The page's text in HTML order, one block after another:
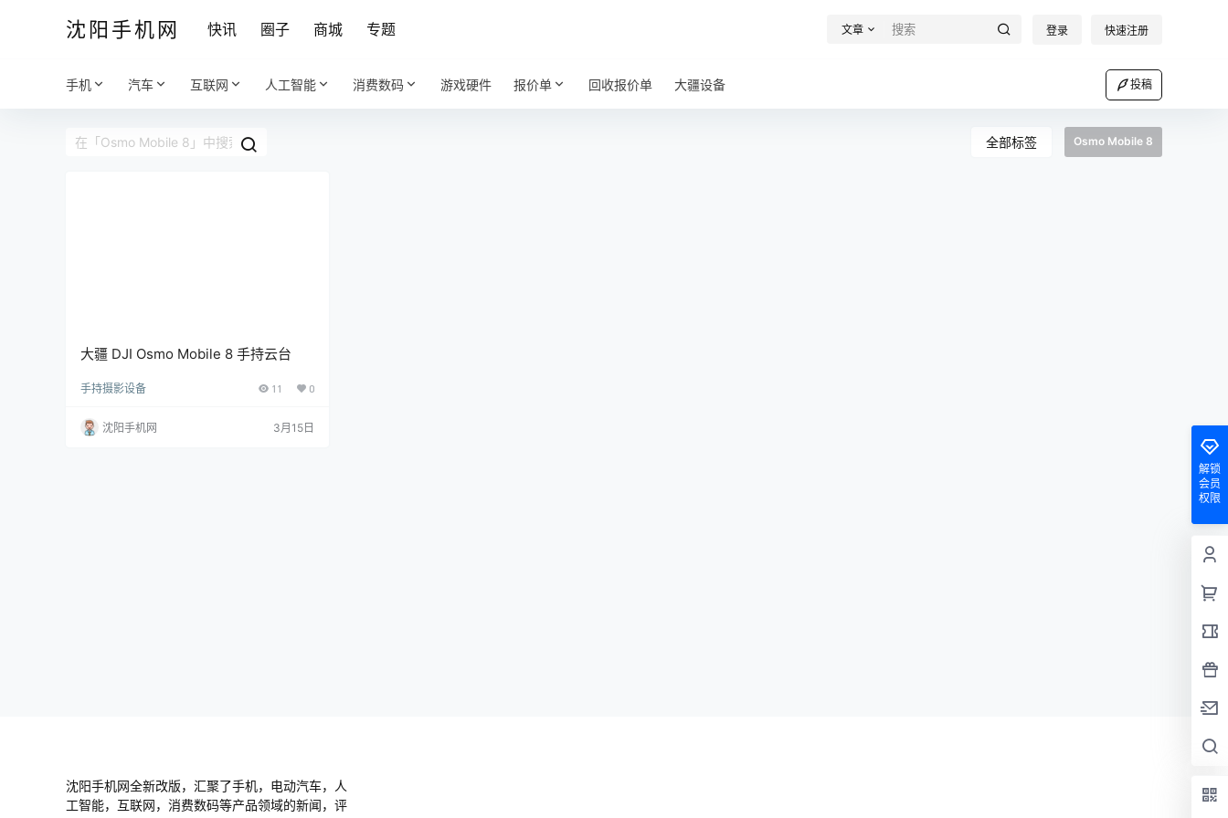
沈阳手机网 快讯 圈子 商城 专题 文章 登录 快速注册
手机 汽车 互联网 人工智能 消费数码 游戏硬件 报价单 回收报价单 大疆设备 投稿
全部标签 Osmo Mobile 8
大疆 DJI Osmo Mobile 8 手持云台
手持摄影设备 11 0
沈阳手机网 3月15日
解锁
会员
权限
沈阳手机网全新改版，汇聚了手机，电动汽车，人
工智能，互联网，消费数码等产品领域的新闻，评